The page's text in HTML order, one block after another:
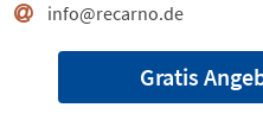
info@recarno.de
Gratis